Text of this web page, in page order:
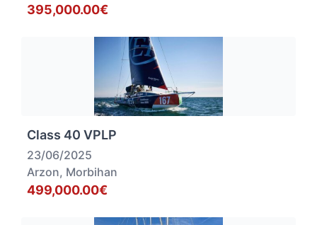
395,000.00€
Class 40 VPLP
23/06/2025
Arzon, Morbihan
499,000.00€